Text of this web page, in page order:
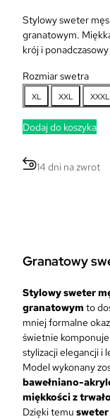
Stylowy sweter
granatowym.
krój i
Rozmiar swetra
XL XXL XXXL
Dodaj do koszyka
14 dni na zwrot
Granatowy
Stylowy sweter
granatowym to
mniej formalne
świetnie
stylizacji elegancji i
Model wykonany
bawełniano-
miękkości z
Dzięki temu